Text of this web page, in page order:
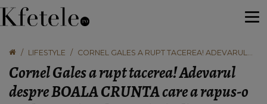
LIFESTYLE
CORNEL GALES A RUPT TACEREA! ADEVARUL
ILEANA CIUCULETE: "NIMIC DIN CE S-A SPUS NU E
ADEVARAT, ZANICA MEA A..."
Cornel Gales a rupt tacerea! Adevarul
despre BOALA CRUNTA care a rapus-o